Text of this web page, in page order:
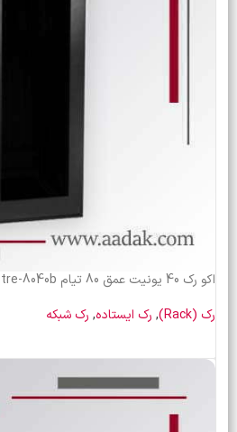
اکو رک 40 یونیت عمق 80 تیام tre-8040b
رک (Rack)
, رک ایستاده, رک شبکه